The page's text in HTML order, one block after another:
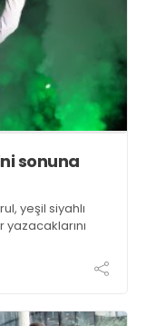
sonuna
yeşil siyahlı